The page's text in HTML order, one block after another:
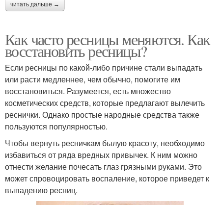
читать дальше →
Как часто ресницы меняются. Как
восстановить ресницы?
Если ресницы по какой-либо причине стали выпадать
или расти медленнее, чем обычно, помогите им
восстановиться. Разумеется, есть множество
косметических средств, которые предлагают вылечить
реснички. Однако простые народные средства также
пользуются популярностью.
Чтобы вернуть ресничкам былую красоту, необходимо
избавиться от ряда вредных привычек. К ним можно
отнести желание почесать глаз грязными руками. Это
может спровоцировать воспаление, которое приведет к
выпадению ресниц.